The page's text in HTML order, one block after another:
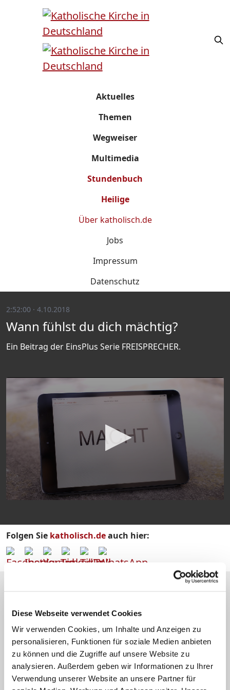
Diese Webseite verwendet Cookies
Wir verwenden Cookies, um Inhalte und Anzeigen zu
personalisieren, Funktionen für soziale Medien anbieten
zu können und die Zugriffe auf unsere Website zu
analysieren. Außerdem geben wir Informationen zu Ihrer
Verwendung unserer Website an unsere Partner für
Aktuelles
Themen
Wegweiser
Multimedia
Stundenbuch
Heilige
Über katholisch.de
Jobs
Impressum
Datenschutz
2:52:00 · 4.10.2018
Wann fühlst du dich mächtig?
Ein Beitrag der EinsPlus Serie FREISPRECHER.
Folgen Sie katholisch.deauch hier:
Fernsehen - kirche.tv
Religion im Film